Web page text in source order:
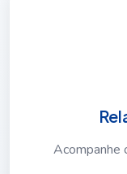
Acompanhe